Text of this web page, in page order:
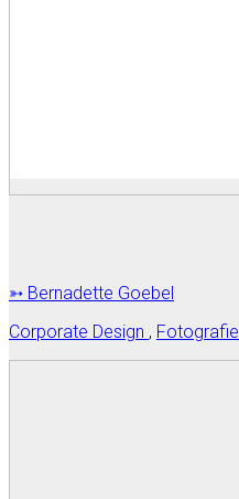
➳ Bernadette Goebel
Corporate Design , Fotografie